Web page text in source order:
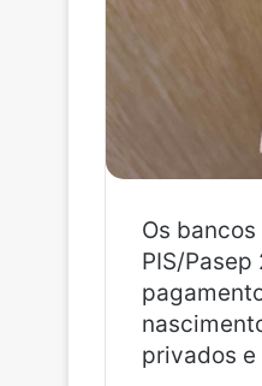
Os
PIS/
privados